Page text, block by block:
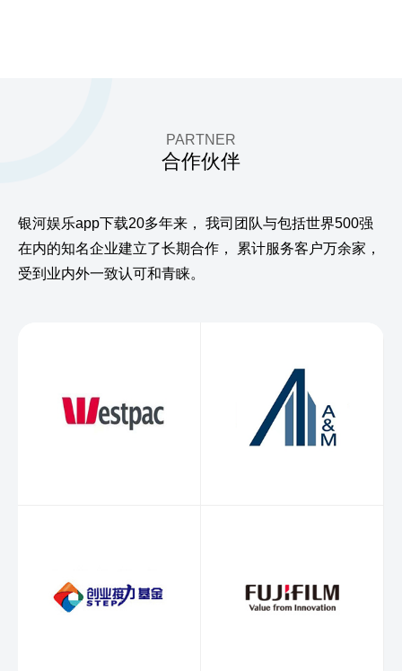
PARTNER
合作伙伴
银河娱乐app下载20多年来，
我司团队与包括世界500强
在内的知名企业建立了长期合作，
累计服务客户万余家，
受到业内外一致认可和青睐。